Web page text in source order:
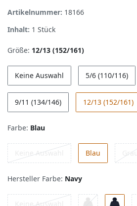
Artikelnummer: 18166
Inhalt: 1 Stück
Größe: 12/13 (152/161)
Keine Auswahl 5/6 (110/116)
9/11 (134/146) 12/13 (152/161)
Farbe: Blau
Keine Auswahl Blau Grau
Hersteller Farbe: Navy
Keine Auswahl